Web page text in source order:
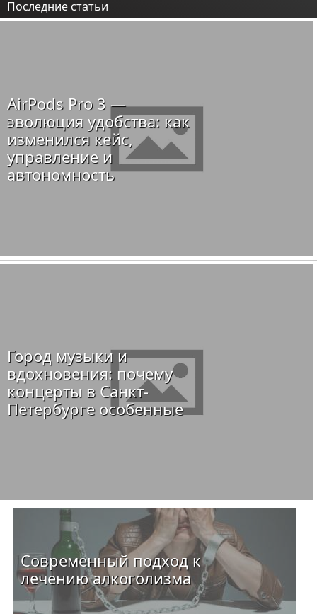
Последние статьи
AirPods Pro 3 —
эволюция удобства: как
изменился кейс,
управление и
автономность
Город музыки и
вдохновения: почему
концерты в Санкт-
Петербурге особенные
Современный подход к
лечению алкоголизма